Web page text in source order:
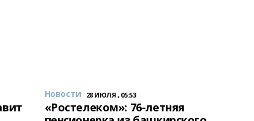
Новости 28 ИЮЛЯ , 05:53
«Ростелеком»: 76-летняя